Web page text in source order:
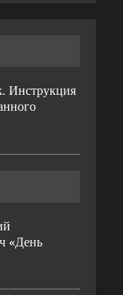
Инструкция
«День